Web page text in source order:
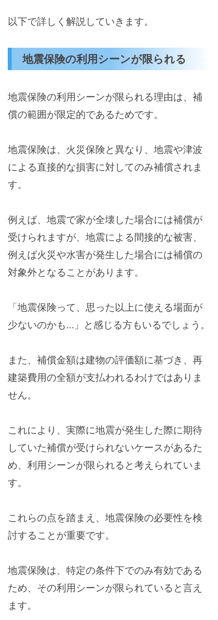
以下で詳しく解説していきます。
地震保険の利用シーンが限られる
地震保険の利用シーンが限られる理由は、補
償の範囲が限定的であるためです。
地震保険は、火災保険と異なり、地震や津波
による直接的な損害に対してのみ補償されま
す。
例えば、地震で家が全壊した場合には補償が
受けられますが、地震による間接的な被害、
例えば火災や水害が発生した場合には補償の
対象外となることがあります。
「地震保険って、思った以上に使える場面が
少ないのかも…」と感じる方もいるでしょう。
また、補償金額は建物の評価額に基づき、再
建築費用の全額が支払われるわけではありま
せん。
これにより、実際に地震が発生した際に期待
していた補償が受けられないケースがあるた
め、利用シーンが限られると考えられていま
す。
これらの点を踏まえ、地震保険の必要性を検
討することが重要です。
地震保険は、特定の条件下でのみ有効である
ため、その利用シーンが限られていると言え
ます。